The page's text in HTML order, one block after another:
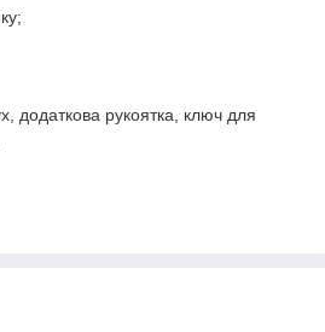
додаткова рукоятка, ключ для